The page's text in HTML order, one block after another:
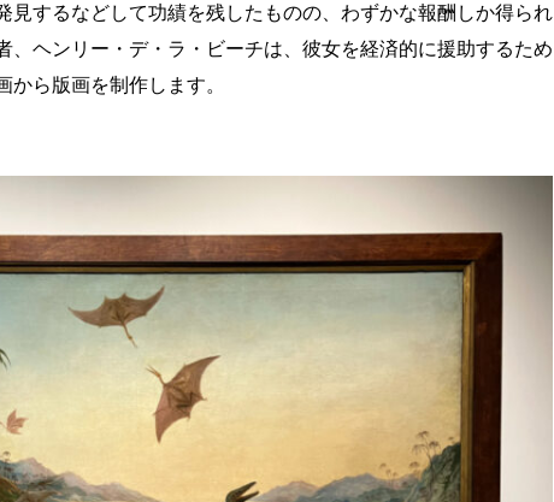
見するなどして功績を残したものの、わずかな報酬しか得られ
、ヘンリー・デ・ラ・ビーチは、彼女を経済的に援助するため
ら版画を制作します。